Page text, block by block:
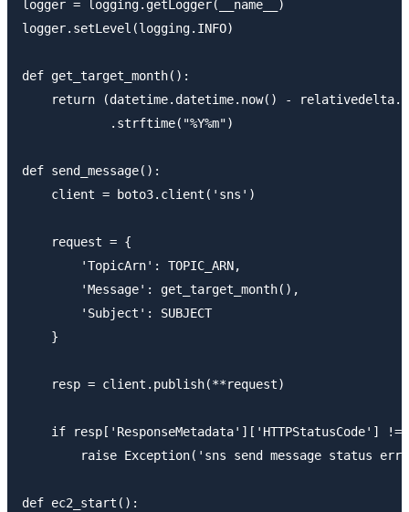
logger = logging.getLogger(__name__)
logger.setLevel(logging.INFO)
def get_target_month():
return (datetime.datetime.now() -
            .strftime("%Y%m")
def send_message():
    client = boto3.client('sns')
    request = {
        'TopicArn': TOPIC_ARN,
        'Message': get_target_month(),
        'Subject': SUBJECT
    }
    resp = client.publish(**request)
if resp['ResponseMetadata']['HTTPStatusCode'] !=
raise Exception('sns send message status
def ec2_start():